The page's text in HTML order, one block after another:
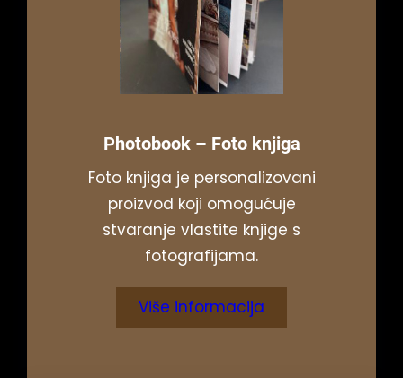
Photobook– Foto knjiga
Foto knjiga je personalizovani
proizvod koji omogućuje
stvaranje vlastite knjige s
fotografijama.
Više informacija